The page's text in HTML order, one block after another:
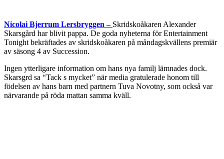
Nicolai Bjerrum Lersbryggen – Skridskoåkaren Alexander
Skarsgård har blivit pappa. De goda nyheterna för Entertainment
Tonight bekräftades av skridskoåkaren på måndagskvällens premiär
av säsong 4 av Succession.
Ingen ytterligare information om hans nya familj lämnades dock.
Skarsgrd sa “Tack s mycket” när media gratulerade honom till
födelsen av hans barn med partnern Tuva Novotny, som också var
närvarande på röda mattan samma kväll.